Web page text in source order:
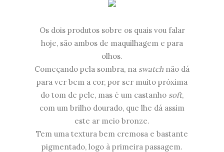
Os dois produtos sobre os quais vou falar
hoje, são ambos de maquilhagem e para
olhos.
Começando pela sombra, na swatch não dá
para ver bem a cor, por ser muito próxima
do tom de pele, mas é um castanho soft,
com um brilho dourado, que lhe dá assim
este ar meio bronze.
Tem uma textura bem cremosa e bastante
pigmentado, logo à primeira passagem.